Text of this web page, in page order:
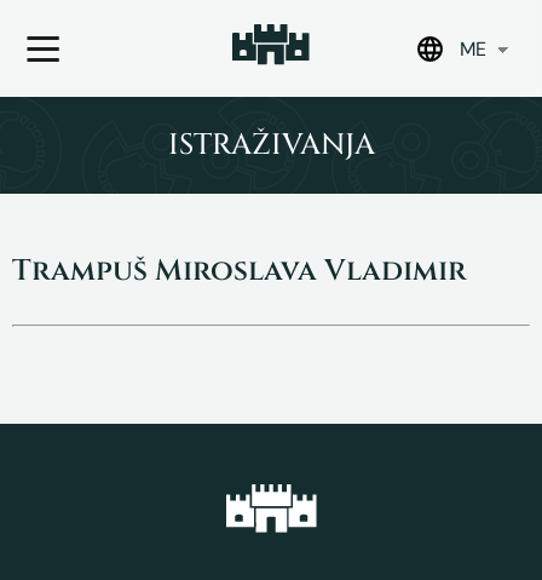
ME
ISTRAŽIVANJA
Trampuš Miroslava Vladimir